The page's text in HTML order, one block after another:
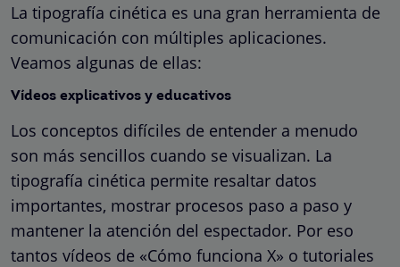
La tipografía cinética es una gran herramienta de
comunicación con múltiples aplicaciones.
Veamos algunas de ellas:
Vídeos explicativos y educativos
Los conceptos difíciles de entender a menudo
son más sencillos cuando se visualizan. La
tipografía cinética permite resaltar datos
importantes, mostrar procesos paso a paso y
mantener la atención del espectador. Por eso
tantos vídeos de «Cómo funciona X» o tutoriales